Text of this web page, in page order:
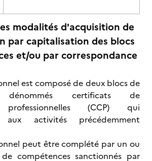
modalités d'acquisition de
par capitalisation des blocs
et/ou par correspondance
est composé de deux blocs de
dénommés certificats de
professionnelles (CCP) qui
aux activités précédemment
peut être complété par un ou
compétences sanctionnés par